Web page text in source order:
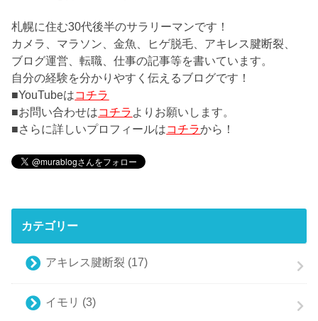
札幌に住む30代後半のサラリーマンです！
カメラ、マラソン、金魚、ヒゲ脱毛、アキレス腱断裂、
ブログ運営、転職、仕事の記事等を書いています。
自分の経験を分かりやすく伝えるブログです！
■YouTubeはコチラ
■お問い合わせはコチラ よりお願いします。
■さらに詳しいプロフィールはコチラから！
カテゴリー
アキレス腱断裂 (17)
イモリ (3)